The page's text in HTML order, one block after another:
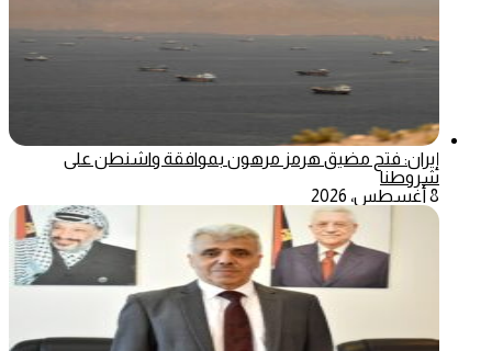
إيران: فتح مضيق هرمز مرهون بموافقة واشنطن على
شروطنا
8 أغسطس، 2026